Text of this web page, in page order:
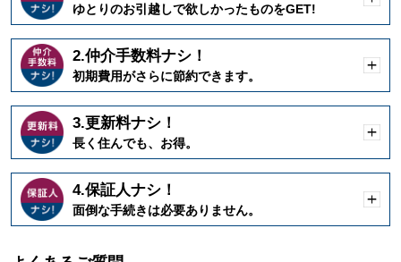
ゆとりのお引越しで欲しかったものをGET!
く
2.仲介手数料ナシ！
初期費用がさらに節約できます。
く
3.更新料ナシ！
長く住んでも、お得。
く
4.保証人ナシ！
面倒な手続きは必要ありません。
く